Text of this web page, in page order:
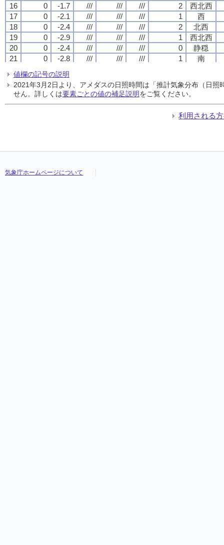
16
0 -1.7 /// /// /// 2
西北西
17
0 -2.1 /// /// /// 1
西
18
0 -2.4 /// /// /// 2
北西
19
0 -2.9 /// /// /// 1
西北西
20
0 -2.4 /// /// /// 0
静穏
21
0 -2.8 /// /// /// 1
南
23
0 -5.5
西北西
24
0 -3.9 /// /// /// 2 西
16
0 -1.7 /// /// /// 2
西北西
17
0 -2.1 /// /// /// 1
西
18
0 -2.4 /// /// /// 2
北西
19
0 -2.9 /// /// /// 1
西北西
20
0 -2.4 /// /// /// 0
静穏
21
0 -2.8 /// /// /// 1
南
23
0 -5.5
西北西
24
0 -3.9 /// /// /// 2 西
16
0 -1.7 /// /// /// 2
西北西
17
0 -2.1 /// /// /// 1
西
18
0 -2.4 /// /// /// 2
北西
19
0 -2.9 /// /// /// 1
西北西
20
0 -2.4 /// /// /// 0
静穏
21
0 -2.8 /// /// /// 1
南
23
0 -5.5
西北西
24
0 -3.9 /// /// /// 2 西
16
0 -1.7 /// /// /// 2
西北西
17
0 -2.1 /// /// /// 1
西
18
0 -2.4 /// /// /// 2
北西
19
0 -2.9 /// /// /// 1
西北西
20
0 -2.4 /// /// /// 0
静穏
21
0 -2.8 /// /// /// 1
南
23
0 -5.5
西北西
24
0 -3.9 /// /// /// 2 西
値欄の記号の説明
2021年3月2日より、アメダスの日照時間は「推計気象分布（日
せん。詳しくは要素ごとの値の補足説明をご覧ください。
利用される
気象庁ホームページについて